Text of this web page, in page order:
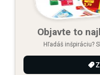
Objavte to
Hľadáš inšpiráciu?